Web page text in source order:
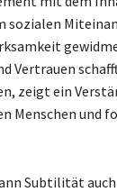
sozialen
Vertrauen
zeigt ein
Menschen und
Subtilität